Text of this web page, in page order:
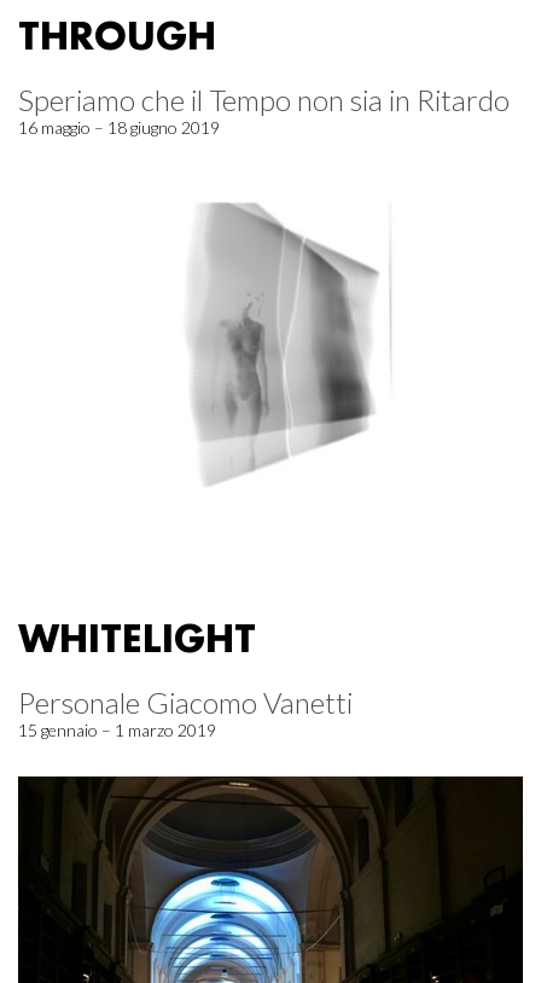
THROUGH
Speriamo che il Tempo non sia in Ritardo
16 maggio – 18 giugno 2019
WHITELIGHT
Personale Giacomo Vanetti
15 gennaio – 1 marzo 2019